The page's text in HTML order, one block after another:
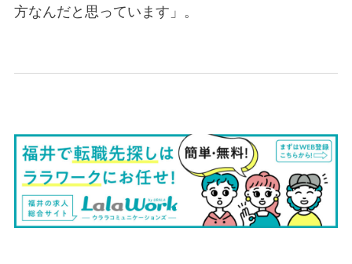
方なんだと思っています」。